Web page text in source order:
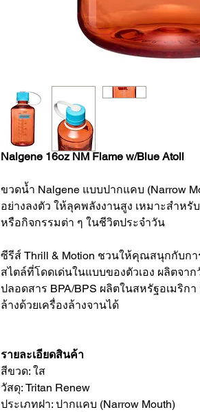
Nalgene 16oz NM Flame w/Blue Atoll
ขวดน้ำ Nalgene แบบปากแคบ (Narrow
อย่างลงตัว ให้ลุคพลังงานสูง เหมาะสำหรั
หรือกิจกรรมต่า ๆ ในชีวิตประจำวัน
ซีรีส์ Thrill & Motion ชวนให้คุณสนุกกับก
สไตล์ที่โดดเด่นในแบบของตัวเอง ผลิตจาก
ปลอดสาร BPA/BPS ผลิตในสหรัฐอเมริก
ล้างด้วยเครื่องล้างจานได้
รายละเอียดสินค้า
สีขวด: ใส
วัสดุ: Tritan Renew
ประเภทฝา: ปากแคบ (Narrow Mouth)